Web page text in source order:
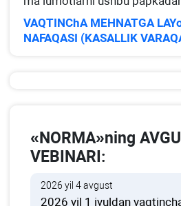
VAQTINChA MEHNATGA
NAFAQASI (KASALLIK
«NORMA»ning
VEBINARI:
2026 yil 4 avgust
2026 yil 1 iyuldan